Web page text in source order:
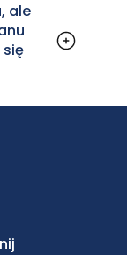
ale
się
Jeśli
nie
z